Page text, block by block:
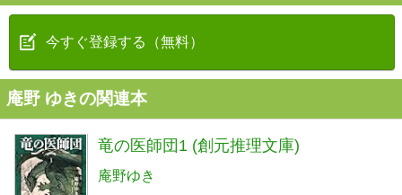
今すぐ登録する（無料）
庵野 ゆきの関連本
竜の医師団1 (創元推理文庫)
庵野ゆき